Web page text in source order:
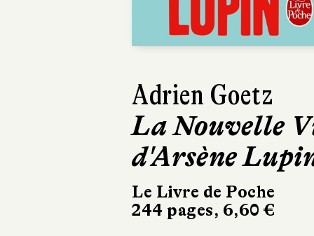
Adrien Goetz
La Nouvelle
d'Arsène
Le Livre de Poche
244 pages, 6,60 €
Sophie van der
Linden
De terre et de
mer
Buchet Chastel